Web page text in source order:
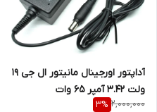
آداپتور اورجینال مانیتور ال جی 19
ولت 3.42 آمپر 65 وات
2,000,000
3%